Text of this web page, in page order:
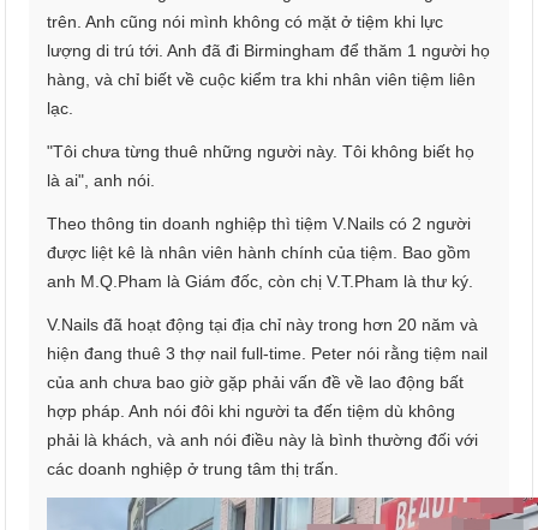
trên. Anh cũng nói mình không có mặt ở tiệm khi lực
lượng di trú tới. Anh đã đi Birmingham để thăm 1 người họ
hàng, và chỉ biết về cuộc kiểm tra khi nhân viên tiệm liên
lạc.
"Tôi chưa từng thuê những người này. Tôi không biết họ
là ai", anh nói.
Theo thông tin doanh nghiệp thì tiệm V.Nails có 2 người
được liệt kê là nhân viên hành chính của tiệm. Bao gồm
anh M.Q.Pham là Giám đốc, còn chị V.T.Pham là thư ký.
V.Nails đã hoạt động tại địa chỉ này trong hơn 20 năm và
hiện đang thuê 3 thợ nail full-time. Peter nói rằng tiệm nail
của anh chưa bao giờ gặp phải vấn đề về lao động bất
hợp pháp. Anh nói đôi khi người ta đến tiệm dù không
phải là khách, và anh nói điều này là bình thường đối với
các doanh nghiệp ở trung tâm thị trấn.